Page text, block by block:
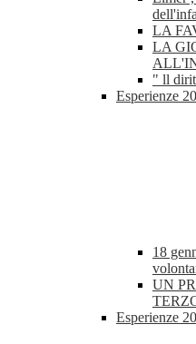
LA
LA
" ll
Esperienze
18
UN
Esperienze